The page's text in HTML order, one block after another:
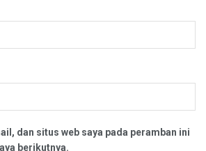
dan situs web saya pada peramban ini
berikutnya.